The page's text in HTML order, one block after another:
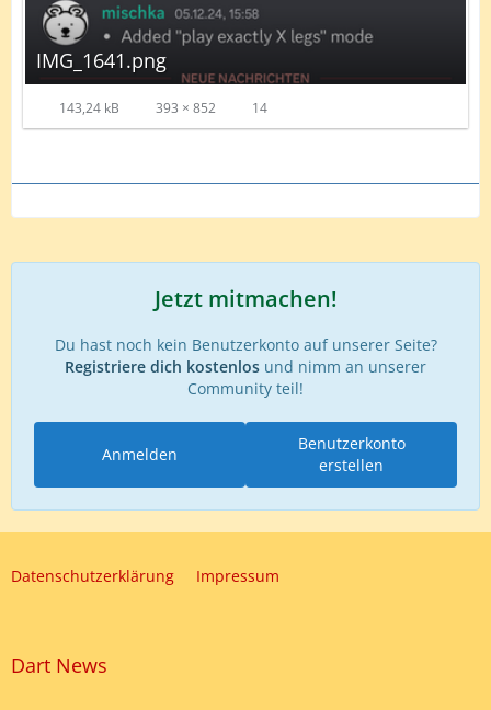
IMG_1641.png
143,24 kB 393 × 852 14
Jetzt mitmachen!
Du hast noch kein Benutzerkonto auf unserer Seite?
Registriere dich kostenlos und nimm an unserer
Community teil!
Benutzerkonto
erstellen
Anmelden
Datenschutzerklärung Impressum
Dart News